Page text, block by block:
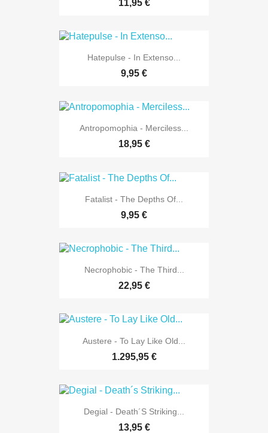
11,95 €
Hatepulse - In Extenso...
9,95 €
Antropomophia - Merciless...
18,95 €
Fatalist - The Depths Of...
9,95 €
Necrophobic - The Third...
22,95 €
Austere - To Lay Like Old...
1.295,95 €
Degial - Death´s Striking...
13,95 €